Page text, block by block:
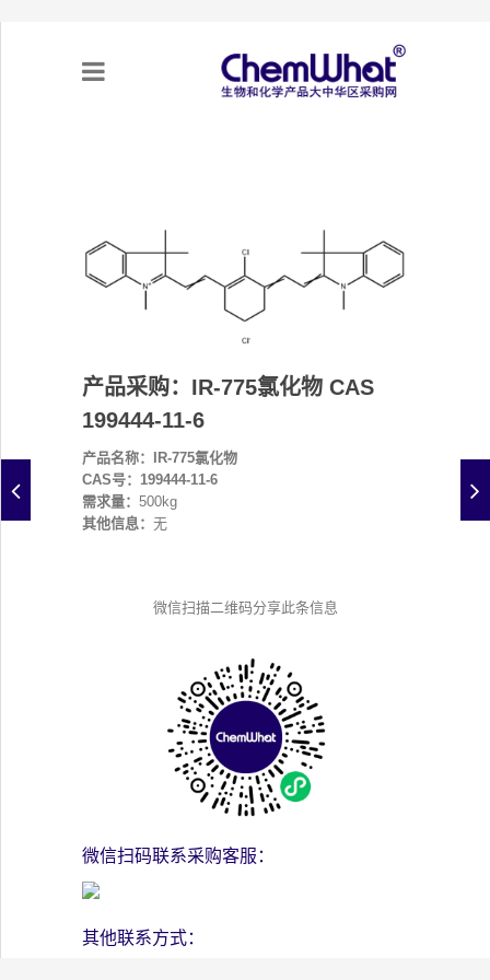
项目合作
采购流程
不可靠实体清单（UEL）
产品采购：IR-775氯化物 CAS
199444-11-6
产品名称：IR-775氯化物
CAS号：199444-11-6
需求量： 500kg
其他信息： 无
微信扫描二维码分享此条信息
微信扫码联系采购客服：
其他联系方式：